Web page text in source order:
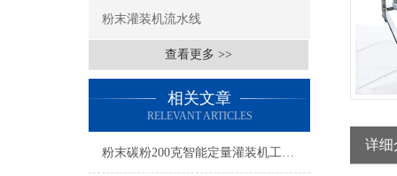
粉末灌装机流水线
查看更多 >>
相关文章
RELEVANT ARTICLES
粉末碳粉200克智能定量灌装机工厂生产
详细